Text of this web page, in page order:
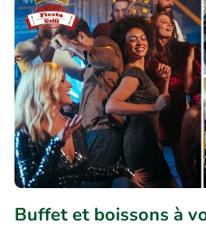
Buffet et boissons à